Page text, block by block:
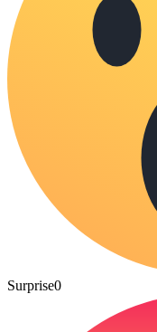
Surprise0